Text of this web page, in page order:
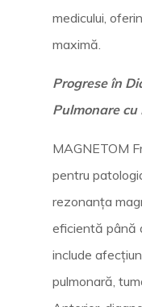
medicului,
maximă.
Progrese în
Pulmonare cu
MAGNETOM
pentru
rezonanța
eficientă până
include
pulmonară,